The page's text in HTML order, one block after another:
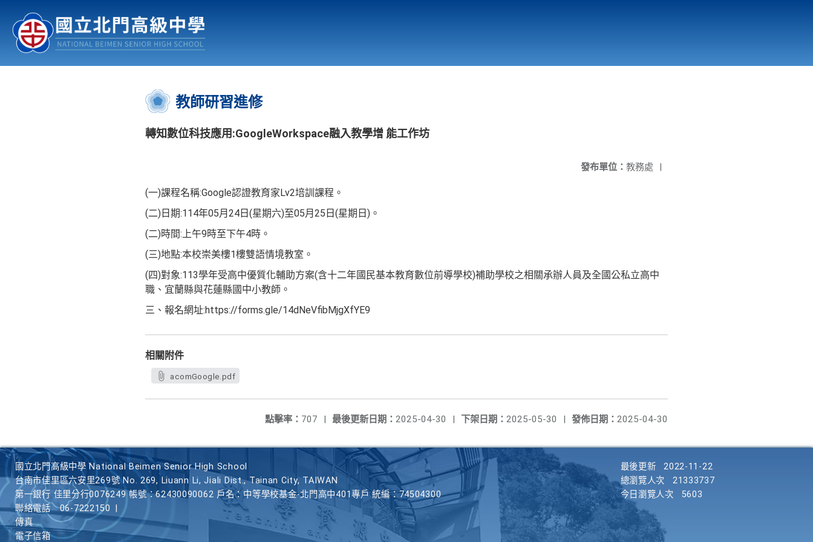
認識北中 行事曆
:::
教師研習進修
轉知數位科技應用:GoogleWorkspace融入教學增 能工作坊
發布單位： 教務處 |
(一)課程名稱:Google認證教育家Lv2培訓課程。
(二)日期:114年05月24日(星期六)至05月25日(星期日)。
(二)時間:上午9時至下午4時。
(三)地點:本校崇美樓1樓雙語情境教室。
(四)對象:113學年受高中優質化輔助方案(含十二年國民基本教育數位前導學校)補助學校之相關承辦人員及全國公私立高中
職、宜蘭縣與花蓮縣國中小教師。
三、報名網址:https://forms.gle/14dNeVfibMjgXfYE9
相關附件
acomGoogle.pdf
發佈日期： 2025-04-30
下架日期： 2025-05-30 |
最後更新日期： 2025-04-30 |
點擊率： 707 |
國立北門高級中學 National Beimen Senior High School
台南市佳里區六安里269號 No. 269, Liuann Li, Jiali Dist., Tainan City, TAIWAN
第一銀行 佳里分行0076249 帳號：62430090062 戶名：中等學校基金-北門高中401專戶 統編：74504300
聯絡電話
06-7222150
傳真
電子信箱
最後更新
2022-11-22
總瀏覽人次
21333737
今日瀏覽人次
5603